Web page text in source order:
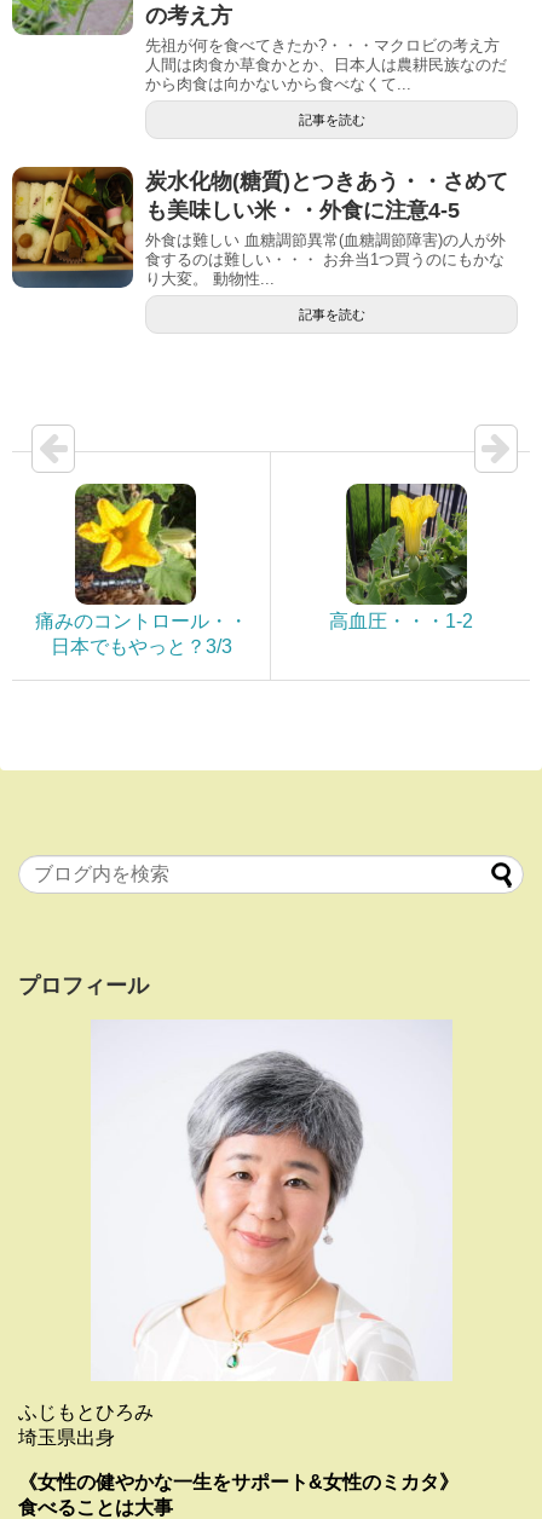
の考え方
先祖が何を食べてきたか?・・・マクロビの考え方
人間は肉食か草食かとか、日本人は農耕民族なのだ
から肉食は向かないから食べなくて...
記事を読む
炭水化物(糖質)とつきあう・・さめて
も美味しい米・・外食に注意4-5
外食は難しい 血糖調節異常(血糖調節障害)の人が外
食するのは難しい・・・ お弁当1つ買うのにもかな
り大変。 動物性...
記事を読む
痛みのコントロール・・
日本でもやっと？3/3
高血圧・・・1-2
プロフィール
ふじもとひろみ
埼玉県出身
《女性の健やかな一生をサポート&女性のミカタ》
食べることは大事